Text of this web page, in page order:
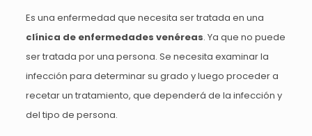
Es una enfermedad que necesita ser tratada en una
clínica de enfermedades venéreas. Ya que no puede
ser tratada por una persona. Se necesita examinar la
infección para determinar su grado y luego proceder a
recetar un tratamiento, que dependerá de la infección y
del tipo de persona.